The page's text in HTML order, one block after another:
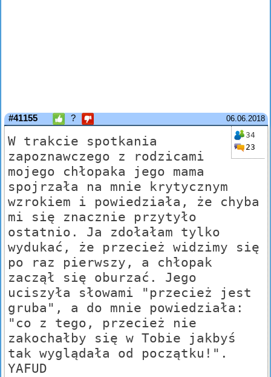
06.06.2018
#41155 ?
34
23
W trakcie spotkania
zapoznawczego z rodzicami
mojego chłopaka jego mama
spojrzała na mnie krytycznym
wzrokiem i powiedziała, że chyba
mi się znacznie przytyło
ostatnio. Ja zdołałam tylko
wydukać, że przecież widzimy się
po raz pierwszy, a chłopak
zaczął się oburzać. Jego
uciszyła słowami "przecież jest
gruba", a do mnie powiedziała:
"co z tego, przecież nie
zakochałby się w Tobie jakbyś
tak wyglądała od początku!".
YAFUD